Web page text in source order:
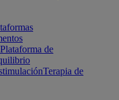
Plataforma de
Terapia de